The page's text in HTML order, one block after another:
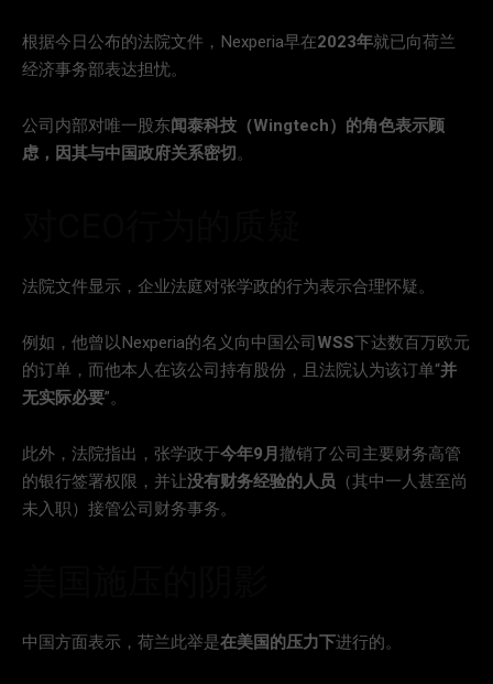
根据今日公布的法院文件，Nexperia早在2023年就已向荷兰
经济事务部表达担忧。
公司内部对唯一股东闻泰科技（Wingtech）的角色表示顾
虑，因其与中国政府关系密切。
法院文件显示，企业法庭对张学政的行为表示合理怀疑。
例如，他曾以Nexperia的名义向中国公司WSS下达数百万欧元
的订单，而他本人在该公司持有股份，且法院认为该订单“并
无实际必要”。
此外，法院指出，张学政于今年9月撤销了公司主要财务高管
的银行签署权限，并让没有财务经验的人员 （其中一人甚至尚
未入职）接管公司财务事务。
中国方面表示，荷兰此举是在美国的压力下进行的。